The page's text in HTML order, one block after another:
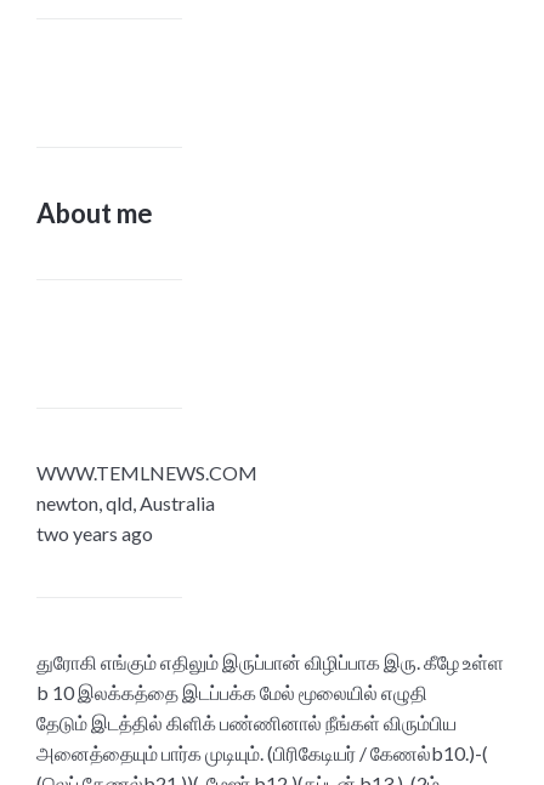
About me
WWW.TEMLNEWS.COM
newton, qld, Australia
two years ago
துரோகி எங்கும் எதிலும் இருப்பான் விழிப்பாக இரு. கீழே உள்ள
b 10 இலக்கத்தை இடப்பக்க மேல் மூலையில் எழுதி
தேடும் இடத்தில் கிளிக் பண்ணினால் நீங்கள் விரும்பிய
அனைத்தையும் பார்க முடியும். (பிரிகேடியர் / கேணல்b10.)-(